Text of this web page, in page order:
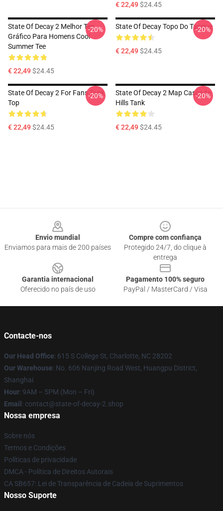
€ 22,49$24.45
State Of Decay 2 Melhor Tee
Gráfico Para Homens Cool
Summer Tee
€ 22,49$24.45
-20% State Of Decay Topo Do Tanque
€ 22,49$24.45
-20%
State Of Decay 2 For Fans Tank
Top
€ 22,49$24.45
-20%
State Of Decay 2 Map Cascade
Hills Tank
€ 22,49$24.45
-20%
Envio mundial
Enviamos para mais de 200 países
Compre com confiança
Protegido 24/7, do clique à
entrega
Garantia internacional
Oferecido no país de uso
Pagamento 100% seguro
PayPal / MasterCard / Visa
Contacte-nos
Our Head Office: 615 S College St, Charlotte, NC 28202
Our Warehouse: No. 606 Nanjing Road West, Huangpu District,
Shanghai
Hour: 9AM – 5PM (Mon – Fri)
Email : contact@state-of-decay-2.shop
Nossa empresa
Sobre nós
Termos e Condições
Políticas de privacidade
DMCA - Política de Direitos Autorais
CA SB657: Lei de Transparência de Cadeia de Suprimentos
Nosso Suporte